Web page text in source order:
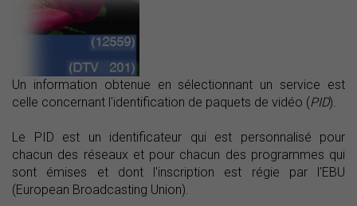
Un information obtenue en sélectionnant un service est
celle concernant l'identification de paquets de vidéo (PID).
Le PID est un identificateur qui est personnalisé pour
chacun des réseaux et pour chacun des programmes qui
sont émises et dont l'inscription est régie par l'EBU
(European Broadcasting Union).